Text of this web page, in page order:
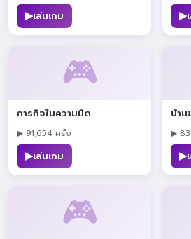
▶เล่นเกม ▶
🎮
ภารกิจในความมืด
▶ 91,654 ครั้ง
▶เล่นเกม
บ้าน
▶
▶
🎮